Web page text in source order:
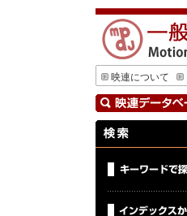
映連について